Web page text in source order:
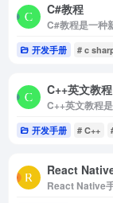
C#教程
C#教程是一种
开发手册 # c
C++英文教程
开发手册 # C++
React
React Native